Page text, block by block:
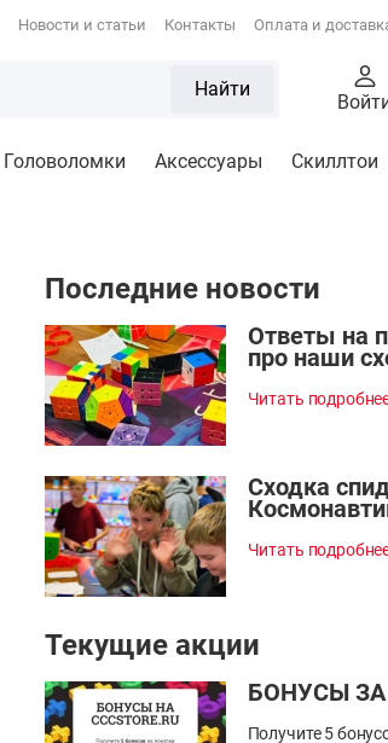
Новости и статьи Контакты Оплата и
Найти
Головоломки Аксессуары Скиллтои
Последние новости
Ответы на
про наши
Читать
Сходка
Читать
Текущие акции
БОНУСЫ
Получите 5